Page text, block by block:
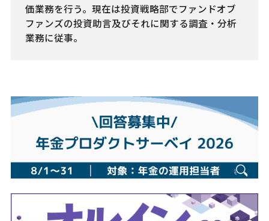
価業務を行う。現在は投資戦略部でファンドオブ
ファンズの投資助言及びそれに関する調査・分析
業務に従事。